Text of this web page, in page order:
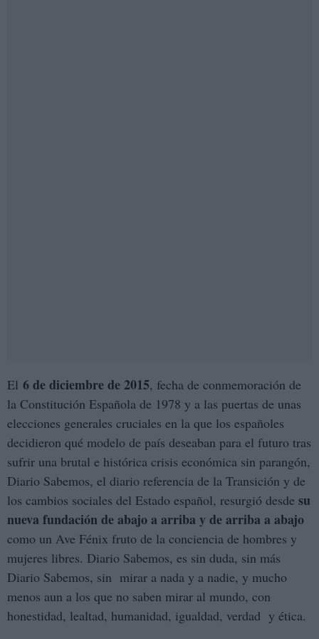
El 6 de diciembre de 2015, fecha de conmemoración de
la Constitución Española de 1978 y a las puertas de unas
elecciones generales cruciales en la que los españoles
decidieron qué modelo de país deseaban para el futuro tras
sufrir una brutal e histórica crisis económica sin parangón,
Diario Sabemos, el diario referencia de la Transición y de
los cambios sociales del Estado español, resurgió desde su
nueva fundación de abajo a arriba y de arriba a abajo
como un Ave Fénix fruto de la conciencia de hombres y
mujeres libres. Diario Sabemos, es sin duda, sin más
Diario Sabemos, sin mirar a nada y a nadie, y mucho
menos aun a los que no saben mirar al mundo, con
honestidad, lealtad, humanidad, igualdad, verdad y ética.